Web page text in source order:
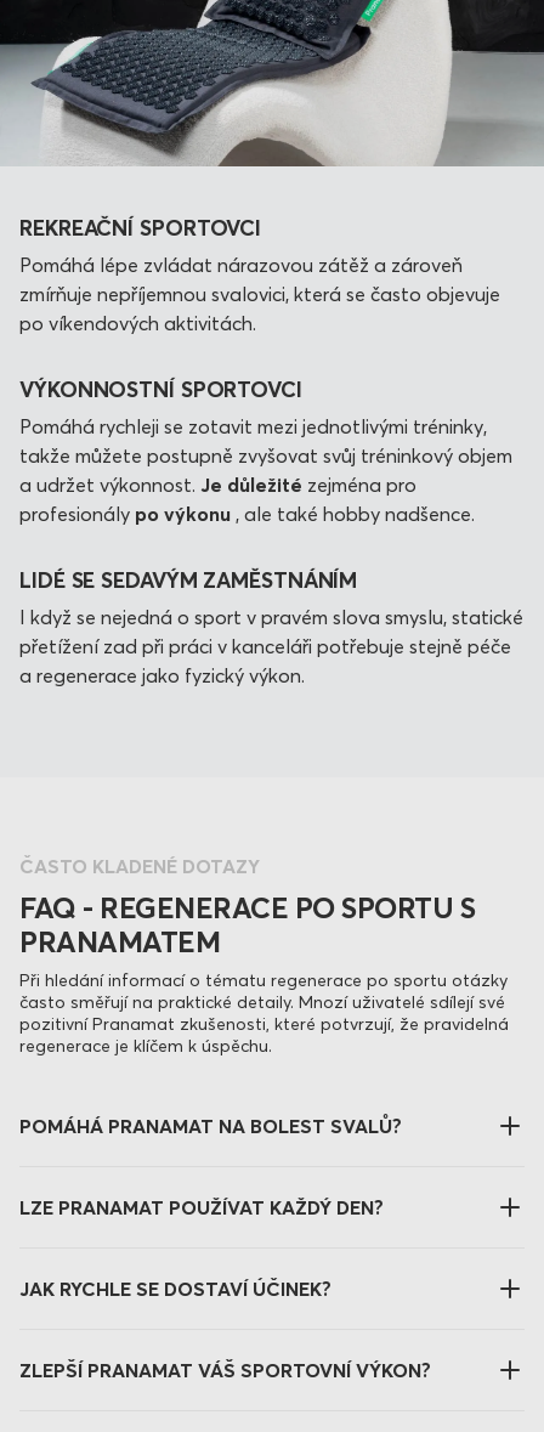
REKREAČNÍ SPORTOVCI
Pomáhá lépe zvládat nárazovou zátěž a zároveň
zmírňuje nepříjemnou svalovici, která se často objevuje
po víkendových aktivitách.
VÝKONNOSTNÍ SPORTOVCI
Pomáhá rychleji se zotavit mezi jednotlivými tréninky,
takže můžete postupně zvyšovat svůj tréninkový objem
a udržet výkonnost. Je důležité zejména pro
profesionály po výkonu , ale také hobby nadšence.
LIDÉ SE SEDAVÝM ZAMĚSTNÁNÍM
I když se nejedná o sport v pravém slova smyslu, statické
přetížení zad při práci v kanceláři potřebuje stejně péče
a regenerace jako fyzický výkon.
ČASTO KLADENÉ DOTAZY
FAQ - REGENERACE PO SPORTU S
PRANAMATEM
Při hledání informací o tématu regenerace po sportu otázky
často směřují na praktické detaily. Mnozí uživatelé sdílejí své
pozitivní Pranamat zkušenosti, které potvrzují, že pravidelná
regenerace je klíčem k úspěchu.
POMÁHÁ PRANAMAT NA BOLEST SVALŮ?
LZE PRANAMAT POUŽÍVAT KAŽDÝ DEN?
JAK RYCHLE SE DOSTAVÍ ÚČINEK?
ZLEPŠÍ PRANAMAT VÁŠ SPORTOVNÍ VÝKON?